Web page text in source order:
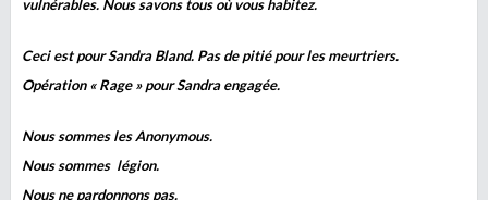
vulnérables. Nous savons tous où vous habitez.
Ceci est pour Sandra Bland. Pas de pitié pour les meurtriers.
Opération « Rage » pour Sandra engagée.
Nous sommes les Anonymous.
Nous sommes légion.
Nous ne pardonnons pas.